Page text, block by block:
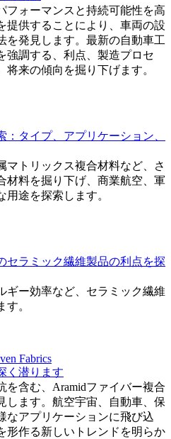
フォーマンスと持続可能性を高
提供することにより、車両の設
を発見します。最新の自動車工
強調する、利点、製造プロセ
来の傾向を掘り下げます。
タイプ、アプリケーション、
マトリックス複合材料など、さ
材料を掘り下げ、商業航空、軍
途を探索します。
セラミック繊維製品の利点を探
ギー効率など、セラミック繊維
。
く潜ります
を含む、Aramidファイバー複合
します。航空宇宙、自動車、保
なアプリケーションに飛び込
形作る新しいトレンドを明らか